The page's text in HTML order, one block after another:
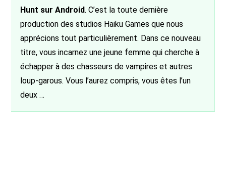
Hunt sur Android. C’est la toute dernière
production des studios Haiku Games que nous
apprécions tout particulièrement. Dans ce nouveau
titre, vous incarnez une jeune femme qui cherche à
échapper à des chasseurs de vampires et autres
loup-garous. Vous l’aurez compris, vous êtes l’un
deux …